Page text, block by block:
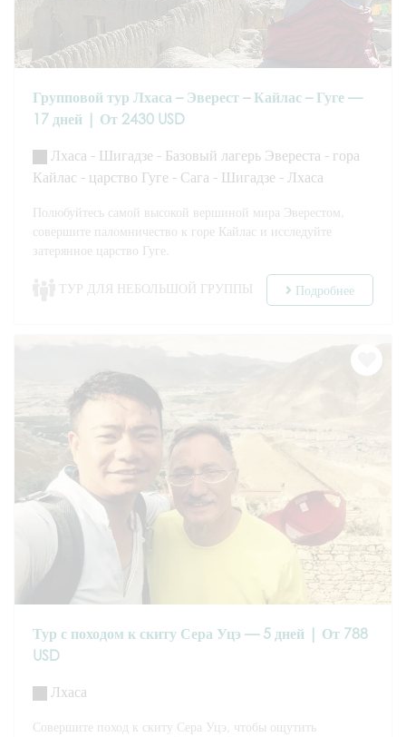
Групповой тур Лхаса – Эверест – Кайлас – Гуге —
17 дней | От 2430 USD
Лхаса - Шигадзе - Базовый лагерь Эвереста - гора
Кайлас - царство Гуге - Сага - Шигадзе - Лхаса
Полюбуйтесь самой высокой вершиной мира Эверестом,
совершите паломничество к горе Кайлас и исследуйте
затерянное царство Гуге.
ТУР ДЛЯ НЕБОЛЬШОЙ ГРУППЫ Подробнее
Тур с походом к скиту Сера Уцэ — 5 дней | От 788
USD
Лхаса
Совершите поход к скиту Сера Уцэ, чтобы ощутить